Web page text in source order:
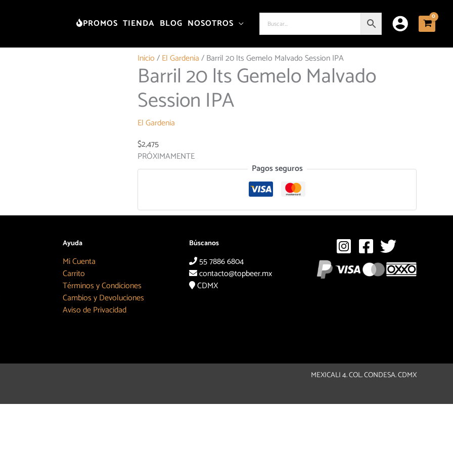
PROMOS TIENDA BLOG NOSOTROS
Inicio/El Gardenia/ Barril 20 lts Gemelo Malvado Session IPA
Barril 20 lts Gemelo Malvado
Session IPA
El Gardenia
$2,475
PRÓXIMAMENTE
Pagos seguros
Ayuda
Mi Cuenta
Carrito
Términos y Condiciones
Cambios y Devoluciones
Aviso de Privacidad
Búscanos
55 7886 6804
contacto@topbeer.mx
CDMX
MEXICALI 4. COL. CONDESA. CDMX